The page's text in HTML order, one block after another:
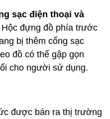
sạc điện thoại và
Hộc đựng đồ phía trước
bị thêm cổng sạc
đồ có thể gập gọn
cho người sử dụng.
được bán ra thị trường